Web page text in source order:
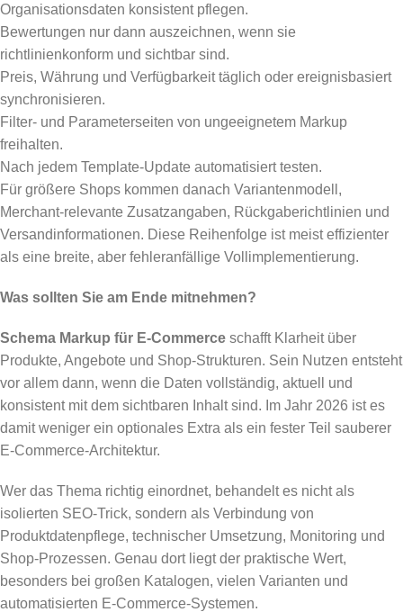
Organisationsdaten konsistent pflegen.
Bewertungen nur dann auszeichnen, wenn sie
richtlinienkonform und sichtbar sind.
Preis, Währung und Verfügbarkeit täglich oder ereignisbasiert
synchronisieren.
Filter- und Parameterseiten von ungeeignetem Markup
freihalten.
Nach jedem Template-Update automatisiert testen.
Für größere Shops kommen danach Variantenmodell,
Merchant-relevante Zusatzangaben, Rückgaberichtlinien und
Versandinformationen. Diese Reihenfolge ist meist effizienter
als eine breite, aber fehleranfällige Vollimplementierung.
Was sollten Sie am Ende mitnehmen?
Schema Markup für E-Commerce schafft Klarheit über
Produkte, Angebote und Shop-Strukturen. Sein Nutzen entsteht
vor allem dann, wenn die Daten vollständig, aktuell und
konsistent mit dem sichtbaren Inhalt sind. Im Jahr 2026 ist es
damit weniger ein optionales Extra als ein fester Teil sauberer
E-Commerce-Architektur.
Wer das Thema richtig einordnet, behandelt es nicht als
isolierten SEO-Trick, sondern als Verbindung von
Produktdatenpflege, technischer Umsetzung, Monitoring und
Shop-Prozessen. Genau dort liegt der praktische Wert,
besonders bei großen Katalogen, vielen Varianten und
automatisierten E-Commerce-Systemen.